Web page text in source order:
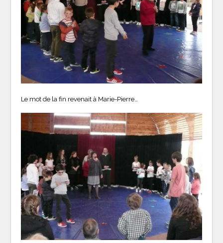
Le mot de la fin revenait à Marie-Pierre…